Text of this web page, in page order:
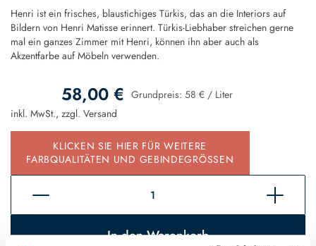
Henri ist ein frisches, blaustichiges Türkis, das an die Interiors auf
Bildern von Henri Matisse erinnert. Türkis-Liebhaber streichen gerne
mal ein ganzes Zimmer mit Henri, können ihn aber auch als
Akzentfarbe auf Möbeln verwenden.
58,00 € Grundpreis: 58 € / Liter
inkl. MwSt., zzgl. Versand
KLICKEN SIE HIER FÜR WEITERE
FARBQUALITÄTEN UND GEBINDEGRÖSSEN
In den Warenkorb